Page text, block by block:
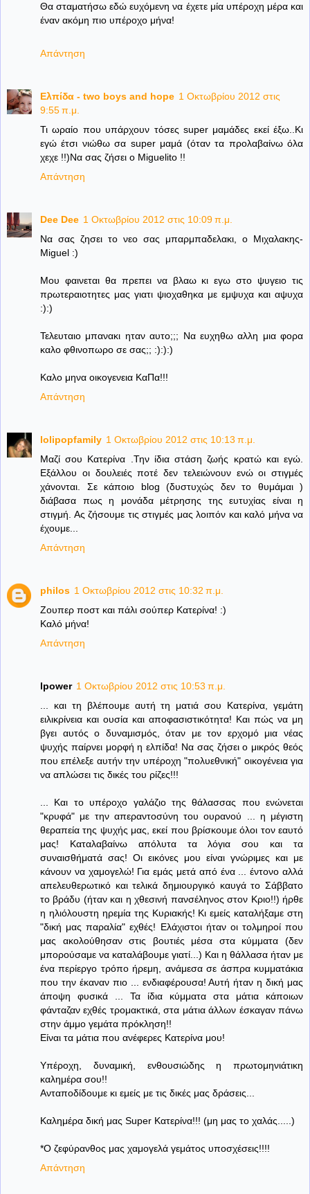
Θα σταματήσω εδώ ευχόμενη να έχετε μία υπέροχη μέρα και
έναν ακόμη πιο υπέροχο μήνα!
Απάντηση
Ελπίδα - two boys and hope 1 Οκτωβρίου 2012 στις
9:55 π.μ.
Τι ωραίο που υπάρχουν τόσες super μαμάδες εκεί έξω..Κι
εγώ έτσι νιώθω σα super μαμά (όταν τα προλαβαίνω όλα
χεχε !!)Να σας ζήσει ο Miguelito !!
Απάντηση
Dee Dee 1 Οκτωβρίου 2012 στις 10:09 π.μ.
Να σας ζησει το νεο σας μπαρμπαδελακι, ο Μιχαλακης-
Miguel :)
Μου φαινεται θα πρεπει να βλαω κι εγω στο ψυγειο τις
πρωτεραιοτητες μας γιατι ψιοχαθηκα με εμψυχα και αψυχα
:):)
Τελευταιο μπανακι ηταν αυτο;;; Να ευχηθω αλλη μια φορα
καλο φθινοπωρο σε σας;; :):):)
Καλο μηνα οικογενεια ΚαΠα!!!
Απάντηση
lolipopfamily 1 Οκτωβρίου 2012 στις 10:13 π.μ.
Μαζί σου Κατερίνα .Την ίδια στάση ζωής κρατώ και εγώ.
Εξάλλου οι δουλειές ποτέ δεν τελειώνουν ενώ οι στιγμές
χάνονται. Σε κάποιο blog (δυστυχώς δεν το θυμάμαι )
διάβασα πως η μονάδα μέτρησης της ευτυχίας είναι η
στιγμή. Ας ζήσουμε τις στιγμές μας λοιπόν και καλό μήνα να
έχουμε...
Απάντηση
philos 1 Οκτωβρίου 2012 στις 10:32 π.μ.
Ζουπερ ποστ και πάλι σούπερ Κατερίνα! :)
Καλό μήνα!
Απάντηση
lpower 1 Οκτωβρίου 2012 στις 10:53 π.μ.
... και τη βλέπουμε αυτή τη ματιά σου Κατερίνα, γεμάτη
ειλικρίνεια και ουσία και αποφασιστικότητα! Και πώς να μη
βγει αυτός ο δυναμισμός, όταν με τον ερχομό μια νέας
ψυχής παίρνει μορφή η ελπίδα! Να σας ζήσει ο μικρός θεός
που επέλεξε αυτήν την υπέροχη "πολυεθνική" οικογένεια για
να απλώσει τις δικές του ρίζες!!!
... Και το υπέροχο γαλάζιο της θάλασσας που ενώνεται
"κρυφά" με την απεραντοσύνη του ουρανού ... η μέγιστη
θεραπεία της ψυχής μας, εκεί που βρίσκουμε όλοι τον εαυτό
μας! Καταλαβαίνω απόλυτα τα λόγια σου και τα
συναισθήματά σας! Οι εικόνες μου είναι γνώριμες και με
κάνουν να χαμογελώ! Για εμάς μετά από ένα ... έντονο αλλά
απελευθερωτικό και τελικά δημιουργικό καυγά το Σάββατο
το βράδυ (ήταν και η χθεσινή πανσέληνος στον Κριο!!) ήρθε
η ηλιόλουστη ηρεμία της Κυριακής! Κι εμείς καταλήξαμε στη
"δική μας παραλία" εχθές! Ελάχιστοι ήταν οι τολμηροί που
μας ακολούθησαν στις βουτιές μέσα στα κύμματα (δεν
μπορούσαμε να καταλάβουμε γιατί...) Και η θάλλασα ήταν με
ένα περίεργο τρόπο ήρεμη, ανάμεσα σε άσπρα κυμματάκια
που την έκαναν πιο ... ενδιαφέρουσα! Αυτή ήταν η δική μας
άποψη φυσικά ... Τα ίδια κύμματα στα μάτια κάποιων
φάνταζαν εχθές τρομακτικά, στα μάτια άλλων έσκαγαν πάνω
στην άμμο γεμάτα πρόκληση!!
Είναι τα μάτια που ανέφερες Κατερίνα μου!
Υπέροχη, δυναμική, ενθουσιώδης η πρωτομηνιάτικη
καλημέρα σου!!
Ανταποδίδουμε κι εμείς με τις δικές μας δράσεις...
Καλημέρα δική μας Super Κατερίνα!!! (μη μας το χαλάς.....)
*Ο ζεφύρανθος μας χαμογελά γεμάτος υποσχέσεις!!!!
Απάντηση